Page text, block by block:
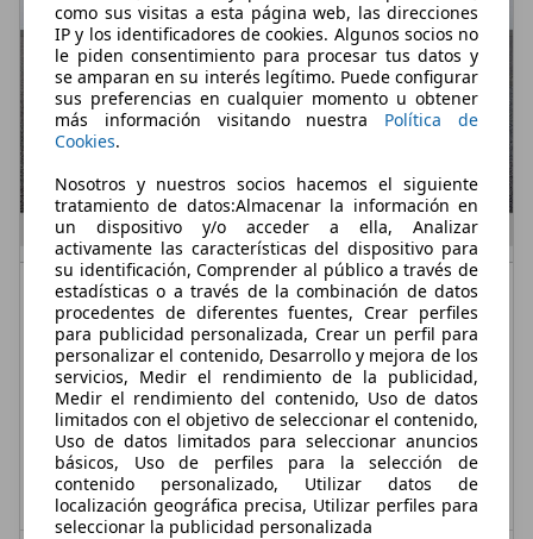
Skoda Kamiq1.0 TSI Monte Carlo DSG7 85kW
€ 25.800,-
4.000 km
02/2026
85 kW (116 CV)
Demostración
- (Propietarios)
Gasolina
0,0 l/100 km (mixto)
- (g/km)
como sus visitas a esta página web, las direcciones
IP y los identificadores de cookies. Algunos socios no
le piden consentimiento para procesar tus datos y
se amparan en su interés legítimo. Puede configurar
sus preferencias en cualquier momento u obtener
más información visitando nuestra Política de
Cookies.
Nosotros y nuestros socios hacemos el siguiente
tratamiento de datos:Almacenar la información en
un dispositivo y/o acceder a ella, Analizar
activamente las características del dispositivo para
su identificación, Comprender al público a través de
estadísticas o a través de la combinación de datos
procedentes de diferentes fuentes, Crear perfiles
para publicidad personalizada, Crear un perfil para
personalizar el contenido, Desarrollo y mejora de los
servicios, Medir el rendimiento de la publicidad,
Medir el rendimiento del contenido, Uso de datos
limitados con el objetivo de seleccionar el contenido,
Uso de datos limitados para seleccionar anuncios
básicos, Uso de perfiles para la selección de
contenido personalizado, Utilizar datos de
localización geográfica precisa, Utilizar perfiles para
seleccionar la publicidad personalizada